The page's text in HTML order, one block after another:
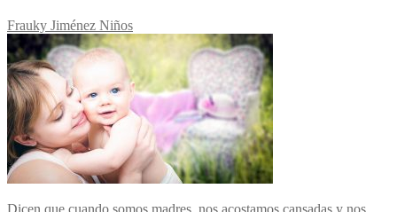
Frauky Jiménez Niños
Dicen que cuando somos madres, nos acostamos cansadas y nos